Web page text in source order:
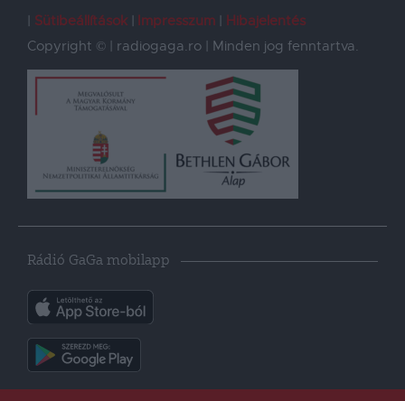
Sütibeállítások
Impresszum
Hibajelentés
Copyright © | radiogaga.ro | Minden jog fenntartva.
Rádió GaGa mobilapp